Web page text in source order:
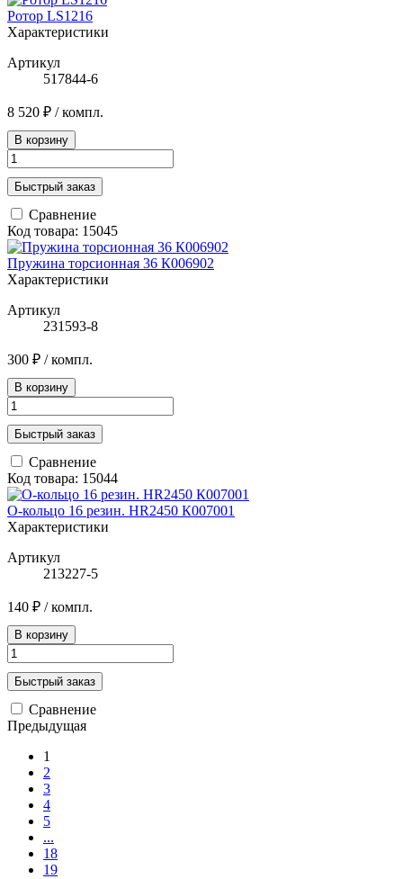
Ротор LS1216
Характеристики
Артикул
517844-6
8 520 ₽ / компл.
В корзину
Быстрый заказ
Сравнение
Код товара: 15045
Пружина торсионная 36 К006902
Характеристики
Артикул
231593-8
300 ₽ / компл.
В корзину
Быстрый заказ
Сравнение
Код товара: 15044
О-кольцо 16 резин. HR2450 К007001
Характеристики
Артикул
213227-5
140 ₽ / компл.
В корзину
Быстрый заказ
Сравнение
Предыдущая
1
2
3
4
5
...
18
19